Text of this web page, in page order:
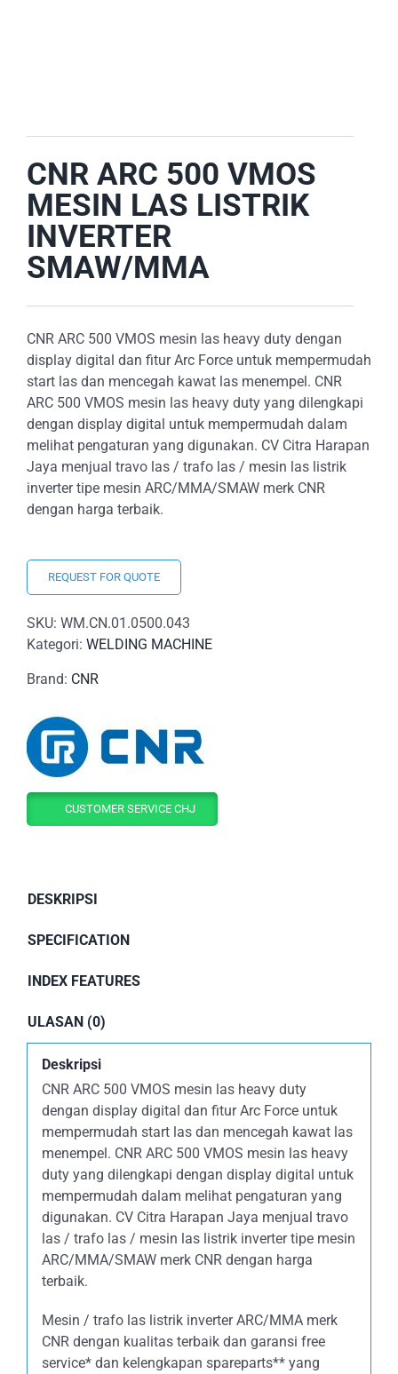
FOR:
CNR ARC 500 VMOS
MESIN LAS LISTRIK
INVERTER
SMAW/MMA
CNR ARC 500 VMOS mesin las heavy duty dengan
display digital dan fitur Arc Force untuk mempermudah
start las dan mencegah kawat las menempel. CNR
ARC 500 VMOS mesin las heavy duty yang dilengkapi
dengan display digital untuk mempermudah dalam
melihat pengaturan yang digunakan. CV Citra Harapan
Jaya menjual travo las / trafo las / mesin las listrik
inverter tipe mesin ARC/MMA/SMAW merk CNR
dengan harga terbaik.
REQUEST FOR QUOTE
SKU: WM.CN.01.0500.043
Kategori: WELDING MACHINE
Brand: CNR
CUSTOMER SERVICE CHJ
DESKRIPSI
SPECIFICATION
INDEX FEATURES
ULASAN (0)
Deskripsi
CNR ARC 500 VMOS mesin las heavy duty
dengan display digital dan fitur Arc Force untuk
mempermudah start las dan mencegah kawat las
menempel. CNR ARC 500 VMOS mesin las heavy
duty yang dilengkapi dengan display digital untuk
mempermudah dalam melihat pengaturan yang
digunakan. CV Citra Harapan Jaya menjual travo
las / trafo las / mesin las listrik inverter tipe mesin
ARC/MMA/SMAW merk CNR dengan harga
terbaik.
Mesin / trafo las listrik inverter ARC/MMA merk
CNR dengan kualitas terbaik dan garansi free
service* dan kelengkapan spareparts** yang